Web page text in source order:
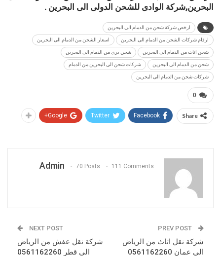
البحرين,شركة الوادى للشحن الدولى الى البحرين .
ارخص شركة شحن من الدمام الى البحرين
ارقام شركات الشحن من الدمام الى البحرين اسعار الشحن من الدمام الى البحرين
شحن اثاث من الدمام الى البحرين شحن برى من الدمام الى البحرين
شحن من الدمام الى البحرين شركات شحن الى البحرين من الدمام
شركات شحن من الدمام الى البحرين
0
Share
Facebook
Twitter
Google+
Admin 70 Posts 111 Comments
شركة نقل اثاث من الرياض
الي عمان 0561162260
NEXT POST
شركة نقل عفش من الرياض
الى قطر 0561162260